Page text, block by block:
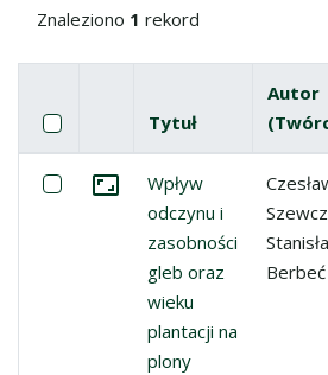
Znaleziono 1 rekord
Lista pozycji
Pole wyboru
Zaznacz wszystkie pozycje
Miniatura
Tytuł
Autor
Zaznacz: Wpływ odczynu i
Przejdź do zbioru
Wpływ
odczynu i
zasobności
gleb oraz
wieku
plantacji na
plony
Berbeć